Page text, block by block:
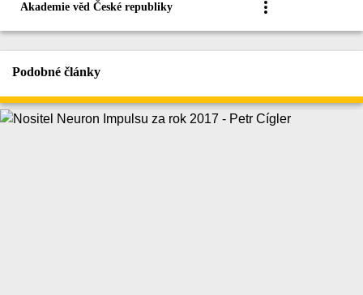
Akademie věd České republiky
Podobné články